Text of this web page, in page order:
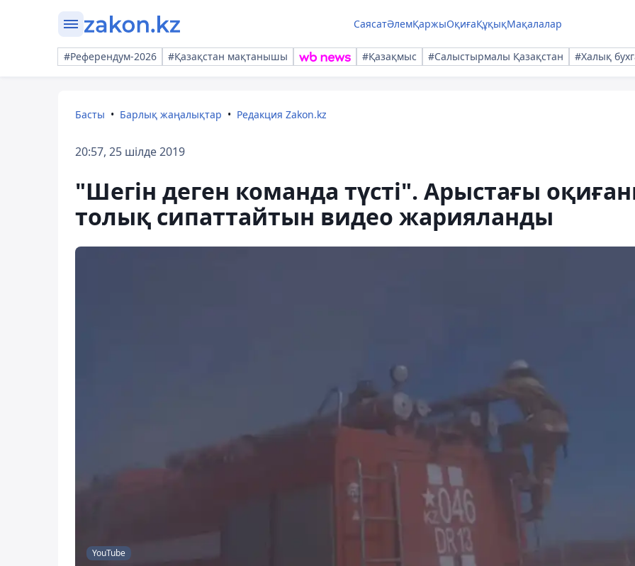
СаясатӘлемҚаржыОқиғаҚұқықМақалалар
#Референдум-2026 #Қазақстан мақтанышы #Қазақмыс #Салыстырмалы Қазақстан #Халық
Басты Барлық жаңалықтар Редакция Zakon.kz
20:57, 25 шілде 2019
"Шегін деген команда түсті". Арыстағы
толық сипаттайтын видео жарияланды
YouTube